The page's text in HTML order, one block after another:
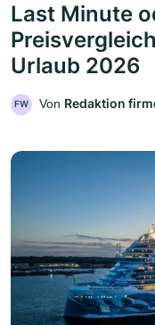
Last Minute
Urlaub 2026
FW Von Redaktion